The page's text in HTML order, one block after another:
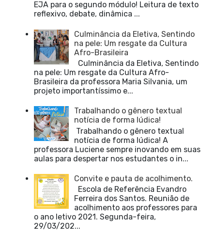
EJA para o segundo módulo! Leitura de texto
reflexivo, debate, dinâmica ...
Culminância da Eletiva, Sentindo
na pele: Um resgate da Cultura
Afro-Brasileira
Culminância da Eletiva, Sentindo
na pele: Um resgate da Cultura Afro-
Brasileira da professora Maria Silvania, um
projeto importantíssimo e...
Trabalhando o gênero textual
notícia de forma lúdica!
Trabalhando o gênero textual
notícia de forma lúdica! A
professora Luciene sempre inovando em suas
aulas para despertar nos estudantes o in...
Convite e pauta de acolhimento.
Escola de Referência Evandro
Ferreira dos Santos. Reunião de
acolhimento aos professores para
o ano letivo 2021. Segunda-feira,
29/03/202...